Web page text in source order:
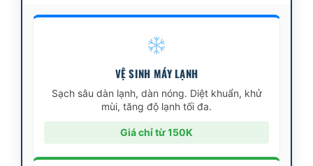
VỆ SINH MÁY LẠNH
Sạch sâu dàn lạnh, dàn nóng. Diệt khuẩn, khử
mùi, tăng độ lạnh tối đa.
Giá chỉ từ 150K